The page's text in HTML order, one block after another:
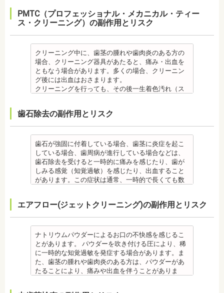
の場合は、鎮痛剤、吐き気止め等、歯科医師の指示
のもと服用してください。
・治療の経過と治療後の見た目に個人差が大きくあ
らわれる治療です。また、歯科医師との見解の相違
も起こりえます。歯科医師とよくご相談ください。
・矯正力が強すぎると、歯の根が短くなる「歯根吸
収」が起こるリスクが高くなります。
・歯や骨の状態、歯の動きを妨げる癖があった場
合、虫歯や歯周病の発生など、治療計画よりも治療
期間が長くなる場合があります。
あります。特に切歯（せっし：上下前歯各4本）、歯
の凸凹が大きい患者様の場合、発症する事がありま
す。
・顎の成長に合わせて歯並びを治していくため、一
時的に歯並びが悪い状態になることもあります。
・大人になってから再度矯正が必要になることがあ
ります。
・定期的な通院などにご協力いただけない場合、治
療の結果に差が出る場合があります。
・固いものが一時的に噛めなくなることがありま
す。また、ガムや餅など、装置に引っかかるものが
食べられなくなることもあります。
・装置が壊れることがあります。その際は歯科医師
に相談してください。
・個人差がありますが、矯正装置にかなりのストレ
スを受ける患者さんもいます。
・矯正中は、器具を装着するため、食べかすが詰ま
す。
・矯正終了して数か月から数年経過するとかみ合わ
せが悪くなる可能性があります。かみ合わせが悪く
なると、咀嚼障害、頭痛、肩こりを招く事がありま
また、かみ合わせのバランスが崩れることで、口が
大きく開かない、食事を噛むときに痛みが出る顎関
節症を発症する場合があります。他にも自律神経失
調症になることもあります。かみ合わせが原因の場
合は、かみ合わせの治療を行います。 その他
気、不眠など不定愁訴が起こる場合がありますの
で、鎮痛剤、吐き気止め等、歯科医師の指示のもと
服用する場合があります。
・治療中と治療後の見た目に個人差が大きくあらわ
れる治療です。また、歯科医師との見解の相違も起
こりえます。歯科医師とよくご相談ください。
・矯正力が強すぎると、歯の根が短くなる「歯根吸
収」が起こるリスクが高くなります。
・歯や骨の状態、歯の動きを妨げる癖があった場
期間が長くなる場合があります。
・矯正治療では、歯肉が下がる場合（歯肉退縮）が
あります。特に切歯（せっし：上下前歯各4本）、歯
の凸凹が大きい患者様の場合、発症する事がありま
す。
・個人差により治療期間が数年かかることがありま
す。
・固いものが一時的に噛めなくなります。また、ガ
ムや餅など、装置に引っかかるものが食べられなく
ッ素塗布など、歯科医院でのケアも予防に役立ちま
す。
病の治療を行う必要もあります。
治療終了後
・矯正終了後に噛み合わせが悪くなる可能性があり
ます。
噛み合わせが悪くなると、咀嚼障害、頭痛、肩こり
が崩れることで、口が大きく開かない、食事を噛む
ときに痛みが出る顎関節症を発症する場合がありま
す。他にも自律神経失調症になることもあります。
います。
・矯正終了後に矯正箇所が元に戻る場合もありま
す。
その他
・治したい部分の一部の歯並びにのみ対応できま
を進めることができない場合もあります。
・矯正中、頭痛、首や肩のこり、強い倦怠感、吐き
気、不眠など不定愁訴が起こる場合がありますの
で、鎮痛剤、吐き気止め等、歯科医師の指示のもと
服用する場合があります。
・治療中と治療後の見た目に個人差が大きくあらわ
れる治療です。また、歯科医師との見解の相違も起
こりえます。歯科医師とよくご相談ください。
・矯正力が強すぎると、歯の根が短くなる「歯根吸
・歯や骨の状態、歯の動きを妨げる癖があった場
囲炎という病気にかかる可能性があります。インプ
ラントの機能をより長く維持するために、定期検診
異なり保険適用外となります。
・インプラント治療は、お子様、妊婦の方は受けら
れません。骨の成長途中になるお子様は、インプラ
ント治療はできません。痛み止め、抗生物質等を治
療に使用するため妊娠中、妊娠の可能性のある方、
授乳中の方は、インプラント治療はお控えくださ
・心臓の疾患、骨粗鬆症等、内科的にインプラント
・歯がない箇所のリカバリー治療ですが、その欠損
箇所のみの治療ではなく、全体のかみ合わせを提案
してくれる方針を選択するとよいでしょう。
・手術ではありますが、麻酔を行うため、手術中に
痛みを感じることは基本的にありません。
先生
【プロフィール】
日本大学歯学部卒業
歯学博士（口腔外科学）
日本大学歯学部非常勤講師
社会福祉法人富士白苑理事
はなく、デメリットもあるため、検討される方は、
歯科医師と十分に相談しましょう。
【プロフィール】
日本大学歯学部卒業
日本大学歯学部口腔外科第２講座大学院卒業
歯学博士（口腔外科学）
日本大学歯学部非常勤講師
社会福祉法人富士白苑理事
・歯のクリーニングは、歯科医院によって「クリー
ニング」と書いているところと「PMTC」と書いてい
るところがあります。PMTCは専用の機器が用いられ
るのに対し、クリーニングは歯科医院によっては歯
石を落とすスケーリングの場合や、PMTCの場合もあ
るので、事前に内容を確認されるとよいでしょう。
監修医情報 医療法人社団日坂会 理事長 日坂充
宏先生
【プロフィール】
歯学博士（口腔外科学）
PMTC（プロフェッショナル・メカニカル・ティー
ス・クリーニング）の副作用とリスク
クリーニング中に、歯茎の腫れや歯肉炎のある方の
場合、クリーニング器具があたると、痛み・出血を
ともなう場合があります。多くの場合、クリーニン
グ後には出血はおさまります。
クリーニングを行っても、その後一生着色汚れ（ス
す。また、歯科のクリーニングだけでは、虫歯や歯
周病の予防にはなりません。
毎日のブラッシングなどは継続して行う必要があり
ます。
備考
自宅で、歯磨きをしていても、落とすことの出来な
い汚れや、歯石の元となる歯垢・バイオフィルムを
歯科で専門の機器・技術によって除去する技術で
防に効果的です。
日本歯科大学新潟生命歯学部卒業
新潟大学医歯学総合病院にて研修
都内歯科医院にて勤務
歯石除去の副作用とリスク
歯石が強固に付着している場合、歯茎に炎症を起こ
している場合、歯周病が進行している場合などは、
歯石除去を受けると一時的に痛みを感じたり、歯が
しみる感覚（知覚過敏）を感じたり、出血すること
があります。この症状は通常、一時的で長くても数
鳴り響きます。機器は歯石が多い人、広範囲に歯石
が付いている人に使われるのですが、高音が苦手な
人は音を我慢する必要があります。
備考
歯石とは、歯垢が石のように固くなって歯と歯の間
や歯の表面、歯茎と歯の隙間などにこびりついたも
のです。唾液腺開口部の近くにある歯に特に着きや
すく、具体的には「下の前歯の裏側」や「上の奥歯
エアフロー(ジェットクリーニング)の副作用とリスク
ナトリウムパウダーによるお口の不快感を感じるこ
とがあります。 パウダーを吹き付ける圧により、稀
に一時的な知覚過敏を発症する場合があります。ま
た、歯茎の腫れや歯肉炎のある方は、パウダーがあ
たることにより、痛みや出血を伴うことがありま